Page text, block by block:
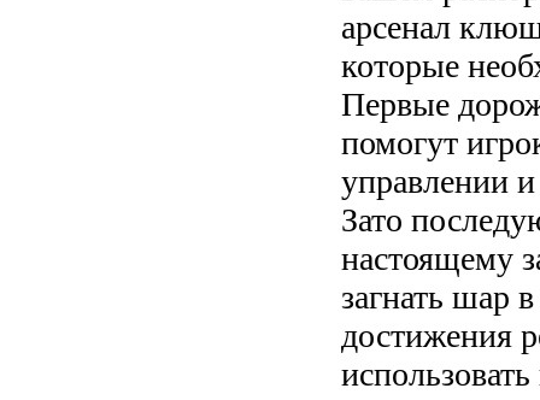
арсенал
которые
Первые
помогут
управлении
Зато
настоящему
загнать шар
достижения